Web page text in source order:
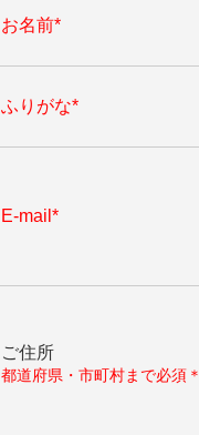
お名前*
ふりがな*
E-mail*
ご住所
都道府県・市町村まで必須＊